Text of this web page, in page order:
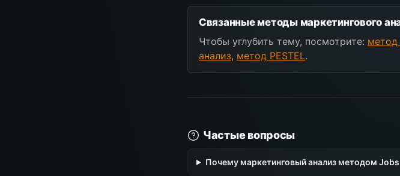
Связанные методы маркетингового
Чтобы углубить тему, посмотрите: метод
анализ, метод PESTEL.
Частые вопросы
Почему маркетинговый анализ методом Jobs